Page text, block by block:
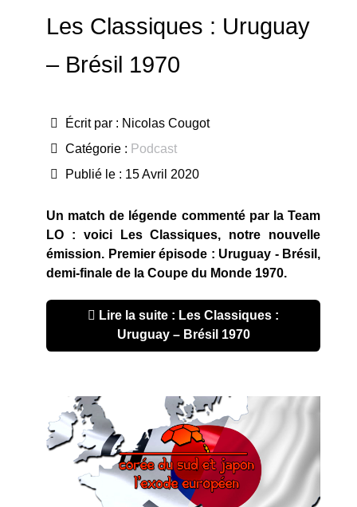
Les Classiques : Uruguay
– Brésil 1970
Écrit par : Nicolas Cougot
Catégorie : Podcast
Publié le : 15 Avril 2020
Un match de légende commenté par la Team
LO : voici Les Classiques, notre nouvelle
émission. Premier épisode : Uruguay - Brésil,
demi-finale de la Coupe du Monde 1970.
Lire la suite : Les Classiques :
Uruguay – Brésil 1970